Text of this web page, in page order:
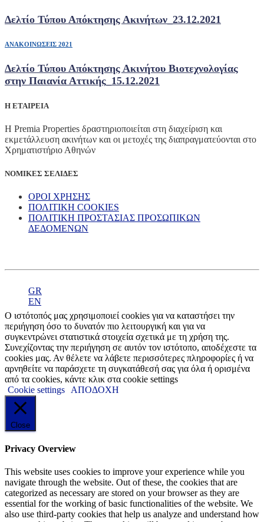
Δελτίο Τύπου Απόκτησης Ακινήτων_23.12.2021
ΑΝΑΚΟΙΝΩΣΕΙΣ 2021
Δελτίο Τύπου Απόκτησης Ακινήτου Βιοτεχνολογίας
στην Παιανία Αττικής_15.12.2021
Η ΕΤΑΙΡΕΙΑ
Η Premia Properties δραστηριοποιείται στη διαχείριση και
εκμετάλλευση ακινήτων και οι μετοχές της διαπραγματεύονται στο
Χρηματιστήριο Αθηνών
ΝΟΜΙΚΕΣ ΣΕΛΙΔΕΣ
ΟΡΟΙ ΧΡΗΣΗΣ
ΠΟΛΙΤΙΚΗ COOKIES
ΠΟΛΙΤΙΚΗ ΠΡΟΣΤΑΣΙΑΣ ΠΡΟΣΩΠΙΚΩΝ
ΔΕΔΟΜΕΝΩΝ
GR
EN
Ο ιστότοπός μας χρησιμοποιεί cookies για να καταστήσει την
περιήγηση όσο το δυνατόν πιο λειτουργική και για να
συγκεντρώνει στατιστικά στοιχεία σχετικά με τη χρήση της.
Συνεχίζοντας την περιήγηση σε αυτόν τον ιστότοπο, αποδέχεστε τα
cookies μας. Αν θέλετε να λάβετε περισσότερες πληροφορίες ή να
αρνηθείτε να παράσχετε τη συγκατάθεσή σας για όλα ή ορισμένα
από τα cookies, κάντε κλικ στα cookie settings
Cookie settings
ΑΠΟΔΟΧΗ
Close
Privacy Overview
This website uses cookies to improve your experience while you
navigate through the website. Out of these, the cookies that are
categorized as necessary are stored on your browser as they are
essential for the working of basic functionalities of the website. We
also use third-party cookies that help us analyze and understand how